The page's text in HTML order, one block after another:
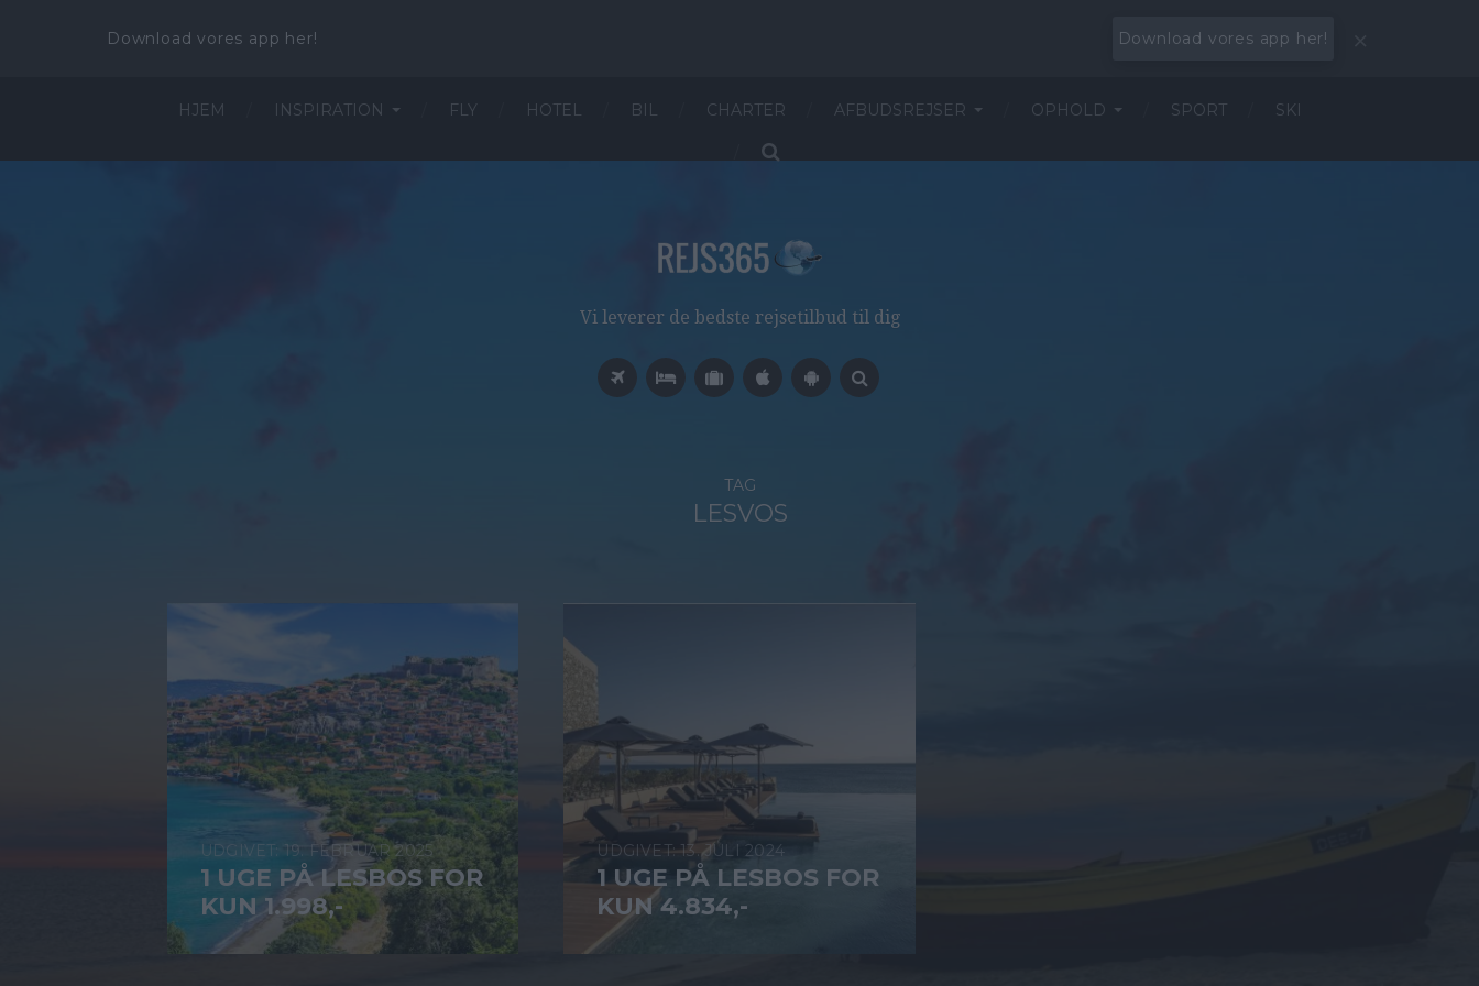
Download vores app her! Download vores app her!
HJEM INSPIRATION FLY HOTEL BIL CHARTER AFBUDSREJSER OPHOLD SPORT SKI
Vi leverer de bedste rejsetilbud til dig
TAG
LESVOS
19. FEBRUAR 2025
1 UGE PÅ LESBOS FOR
KUN 1.998,-
13. JULI 2024
1 UGE PÅ LESBOS FOR
KUN 4.834,-